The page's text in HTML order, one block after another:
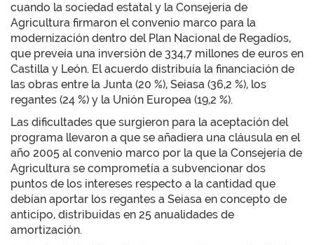
cuando la sociedad estatal y la Consejería de
Agricultura firmaron el convenio marco para la
modernización dentro del Plan Nacional de Regadíos,
que preveía una inversión de 334,7 millones de euros en
Castilla y León. El acuerdo distribuía la financiación de
las obras entre la Junta (20 %), Seiasa (36,2 %), los
regantes (24 %) y la Unión Europea (19,2 %).
Las dificultades que surgieron para la aceptación del
programa llevaron a que se añadiera una cláusula en el
año 2005 al convenio marco por la que la Consejería de
Agricultura se comprometía a subvencionar dos
puntos de los intereses respecto a la cantidad que
debían aportar los regantes a Seiasa en concepto de
anticipo, distribuidas en 25 anualidades de
amortización.